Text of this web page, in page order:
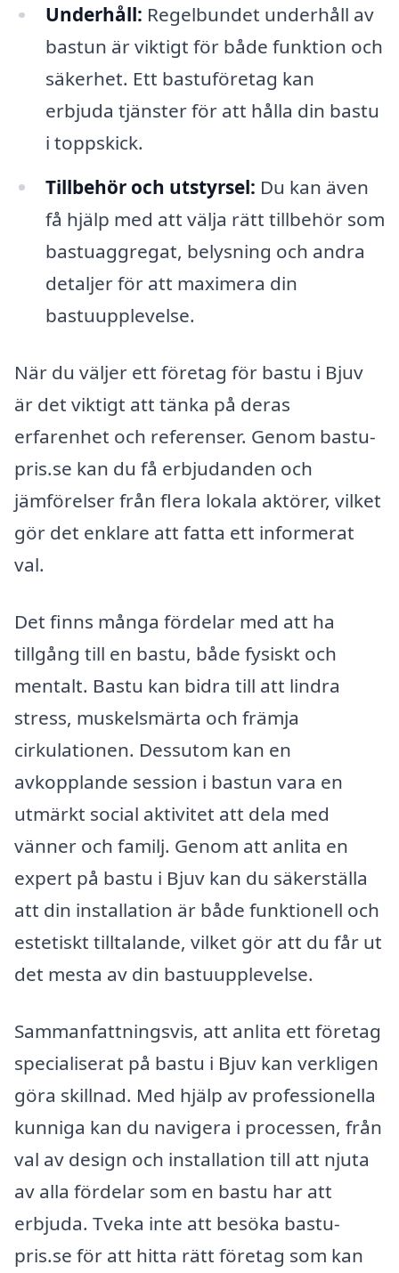
Underhåll: Regelbundet underhåll av
bastun är viktigt för både funktion och
säkerhet. Ett bastuföretag kan
erbjuda tjänster för att hålla din bastu
i toppskick.
Tillbehör och utstyrsel: Du kan även
få hjälp med att välja rätt tillbehör som
bastuaggregat, belysning och andra
detaljer för att maximera din
bastuupplevelse.
När du väljer ett företag för bastu i Bjuv
är det viktigt att tänka på deras
erfarenhet och referenser. Genom bastu-
pris.se kan du få erbjudanden och
jämförelser från flera lokala aktörer, vilket
gör det enklare att fatta ett informerat
val.
Det finns många fördelar med att ha
tillgång till en bastu, både fysiskt och
mentalt. Bastu kan bidra till att lindra
stress, muskelsmärta och främja
cirkulationen. Dessutom kan en
avkopplande session i bastun vara en
utmärkt social aktivitet att dela med
vänner och familj. Genom att anlita en
expert på bastu i Bjuv kan du säkerställa
att din installation är både funktionell och
estetiskt tilltalande, vilket gör att du får ut
det mesta av din bastuupplevelse.
Sammanfattningsvis, att anlita ett företag
specialiserat på bastu i Bjuv kan verkligen
göra skillnad. Med hjälp av professionella
kunniga kan du navigera i processen, från
val av design och installation till att njuta
av alla fördelar som en bastu har att
erbjuda. Tveka inte att besöka bastu-
pris.se för att hitta rätt företag som kan